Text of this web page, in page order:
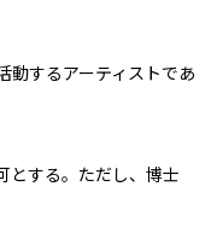
動するアーティストであ
とする。ただし、博士